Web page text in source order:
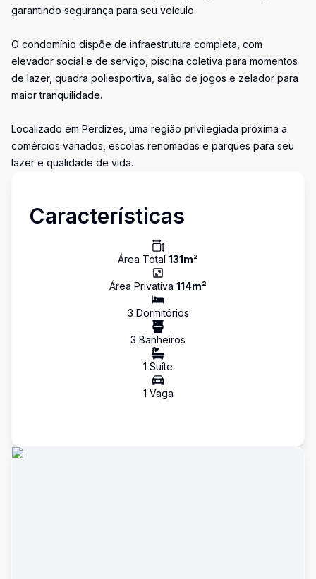
garantindo segurança para seu veículo.
O condomínio dispõe de infraestrutura completa, com
elevador social e de serviço, piscina coletiva para momentos
de lazer, quadra poliesportiva, salão de jogos e zelador para
maior tranquilidade.
Localizado em Perdizes, uma região privilegiada próxima a
comércios variados, escolas renomadas e parques para seu
lazer e qualidade de vida.
Características
Área Total 131m²
Área Privativa 114m²
3 Dormitórios
3 Banheiros
1 Suíte
1 Vaga